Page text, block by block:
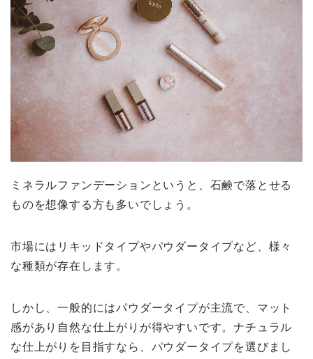
ミネラルファンデーションというと、石鹸で落とせる
ものを想像する方も多いでしょう。
市場にはリキッドタイプやパウダータイプなど、様々
な種類が存在します。
しかし、一般的にはパウダータイプが主流で、マット
感があり自然な仕上がりが得やすいです。ナチュラル
な仕上がりを目指すなら、パウダータイプを選びまし